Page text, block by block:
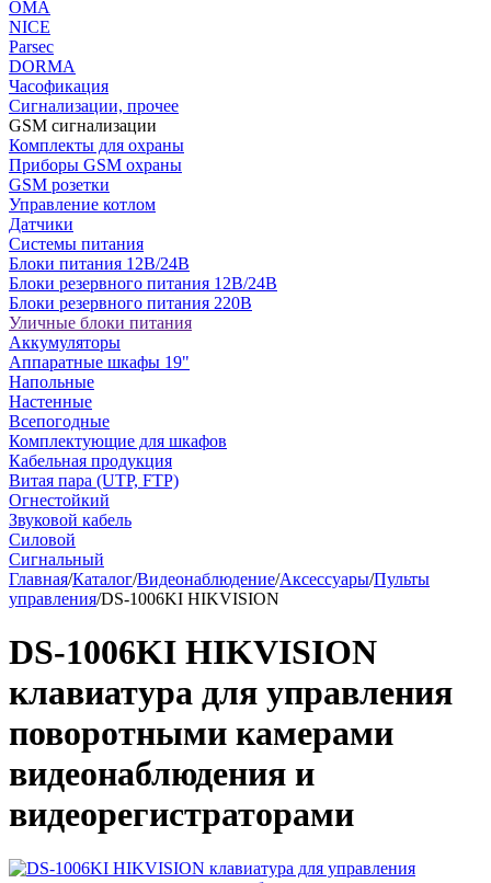
ОМА
NICE
Parsec
DORMA
Часофикация
Сигнализации, прочее
GSM сигнализации
Комплекты для охраны
Приборы GSM охраны
GSM розетки
Управление котлом
Датчики
Системы питания
Блоки питания 12В/24В
Блоки резервного питания 12В/24В
Блоки резервного питания 220В
Уличные блоки питания
Аккумуляторы
Аппаратные шкафы 19"
Напольные
Настенные
Всепогодные
Комплектующие для шкафов
Кабельная продукция
Витая пара (UTP, FTP)
Огнестойкий
Звуковой кабель
Силовой
Сигнальный
Главная/Каталог/Видеонаблюдение/Аксессуары/Пульты
управления/DS-1006KI HIKVISION
DS-1006KI HIKVISION
клавиатура для управления
поворотными камерами
видеонаблюдения и
видеорегистраторами